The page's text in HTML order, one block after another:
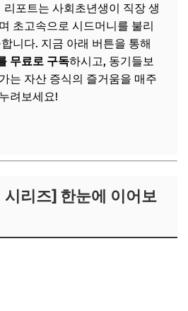
포트는 사회초년생이 직장 생
초고속으로 시드머니를 불리
니다. 지금 아래 버튼을 통해
무료로 구독하시고, 동기들보
는 자산 증식의 즐거움을 매주
려보세요!
시리즈] 한눈에 이어보